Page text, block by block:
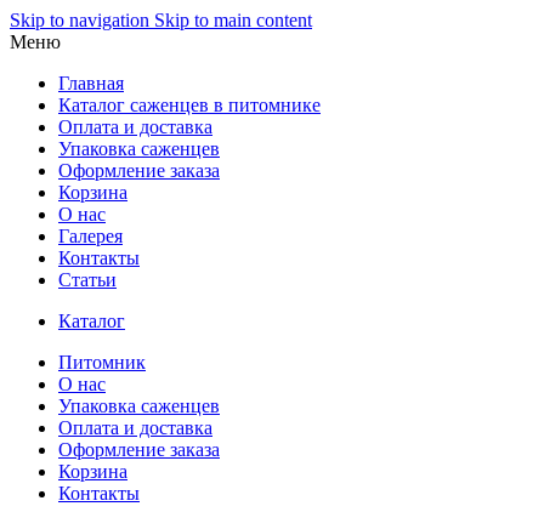
Skip to navigation Skip to main content
Меню
Главная
Каталог саженцев в питомнике
Оплата и доставка
Упаковка саженцев
Оформление заказа
Корзина
О нас
Галерея
Контакты
Статьи
Каталог
Питомник
О нас
Упаковка саженцев
Оплата и доставка
Оформление заказа
Корзина
Контакты